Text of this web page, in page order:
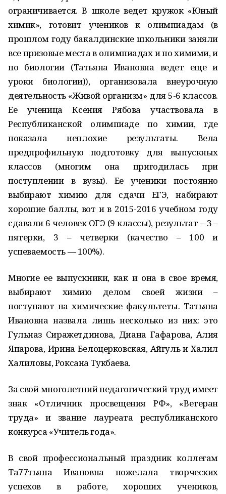
ограничивается. В школе ведет кружок «Юный
химик», готовит учеников к олимпиадам (в
прошлом году бакалдинские школьники заняли
все призовые места в олимпиадах и по химими, и
по биологии (Татьяна Ивановна ведет еще и
уроки биологии)), организовала внеурочную
деятельность «Живой организм» для 5-6 классов.
Ее ученица Ксения Рябова участвовала в
Республиканской олимпиаде по химии, где
показала неплохие результаты. Вела
предпрофильную подготовку для выпускных
классов (многим она пригодилась при
поступлении в вузы). Ее ученики постоянно
выбирают химию для сдачи ЕГЭ, набирают
хорошие баллы, вот и в 2015-2016 учебном году
сдавали 6 человек ОГЭ (9 классы), результат – 3 –
пятерки, 3 – четверки (качество – 100 и
успеваемость — 100%).
Многие ее выпускники, как и она в свое время,
выбирают химию делом своей жизни –
поступают на химические факультеты. Татьяна
Ивановна назвала лишь несколько из них: это
Гульназ Сиражетдинова, Диана Гафарова, Алия
Япарова, Ирина Белоцерковская, Айгуль и Халил
Халиловы, Роксана Тукбаева.
За свой многолетний педагогический труд имеет
знак «Отличник просвещения РФ», «Ветеран
труда» и звание лауреата республиканского
конкурса «Учитель года».
В свой профессиональный праздник коллегам
Та77тьяна Ивановна пожелала творческих
успехов в работе, хороших учеников,